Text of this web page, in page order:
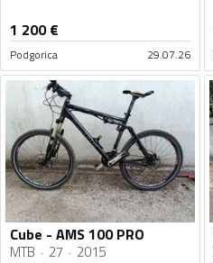
1 200€
Podgorica 29.07.26
Cube - AMS 100 PRO
MTB 27 2015